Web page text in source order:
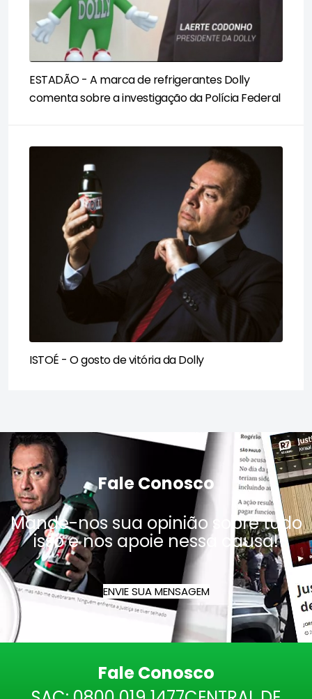
ESTADÃO - A marca de refrigerantes Dolly
comenta sobre a investigação da Polícia Federal
ISTOÉ - O gosto de vitória da Dolly​
Fale Conosco
Mande-nos sua opinião sobre tudo
isso e nos apoie nessa causa!
ENVIE SUA MENSAGEM
Fale Conosco